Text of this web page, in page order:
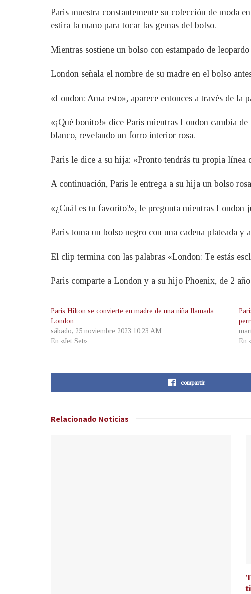
Paris muestra constantemente su colección de moda
estira la mano para tocar las gemas del bolso.
Mientras sostiene un bolso con estampado de
London señala el nombre de su madre en el bolso
«London: Ama esto», aparece entonces a través de la
«¡Qué bonito!» dice Paris mientras London cambia
blanco, revelando un forro interior rosa.
Paris le dice a su hija: «Pronto tendrás tu propia línea
A continuación, Paris le entrega a su hija un bolso
«¿Cuál es tu favorito?», le pregunta mientras London
Paris toma un bolso negro con una cadena plateada y
El clip termina con las palabras «London: Te estás
Paris comparte a London y a su hijo Phoenix, de 2
Paris Hilton se convierte en madre de una niña llamada
London
sábado, 25 noviembre 2023 10:23 AM
En «Jet Set»
En
compartir
Relacionado Noticias